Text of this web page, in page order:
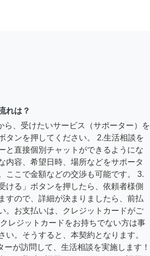
れは？
ら、受けたいサービス（サポーター）を
タンを押してください。 2.生活相談を
と直接個別チャットができるようにな
内容、希望日時、場所などをサポータ
ここで金額などの交渉も可能です。 3.
ける」ボタンを押したら、依頼者様側
すので、詳細が決まりましたら、前払
。お支払いは、クレジットカードがご
レジットカードをお持ちでない方は事
い。そうすると、本契約となります。
ーが訪問して、生活相談を実施します！